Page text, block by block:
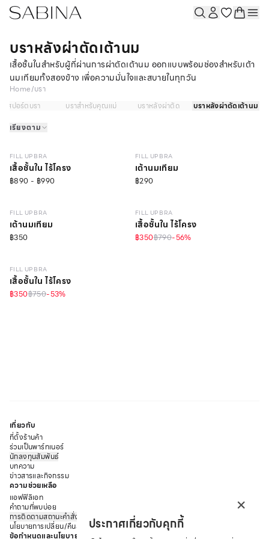
บราหลังผ่าตัดเต้านม
เสื้อชั้นในสำหรับผู้ที่ผ่านการผ่าตัดเต้านม ออกแบบพร้อมช่องสำหรับเต้า
นมเทียมทั้งสองข้าง เพื่อความมั่นใจและสบายในทุกวัน
Home/บรา
สปอร์ตบรา
บราสำหรับคุณแม่ บราหลังผ่าตัด
บราหลังผ่าตัดเต้านม
เรียงตาม
LEVEL 1
FILL UP BRA
เสื้อชั้นใน ไร้โครง
฿890 - ฿990
FILL UP BRA
เต้านมเทียม
฿290
FILL UP BRA
เต้านมเทียม
฿350
LEVEL 1
FILL UP BRA
เสื้อชั้นใน ไร้โครง
฿350฿790-56%
FILL UP BRA
เสื้อชั้นใน ไร้โครง
฿350฿750-53%
เกี่ยวกับ
ที่ตั้งร้านค้า
ร่วมเป็นพาร์ทเนอร์
นักลงทุนสัมพันธ์
บทความ
ข่าวสารและกิจกรรม
ความช่วยเหลือ
แอฟฟิลิเอท
คำถามที่พบบ่อย
การติดตามสถานะคำสั่งซื้อ
นโยบายการเปลี่ยน/คืนสินค้า
ข้อกำหนดและนโยบาย
×
ประกาศเกี่ยวกับคุกกี้